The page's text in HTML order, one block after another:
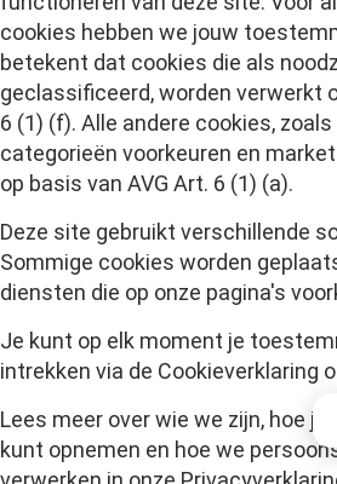
cookies hebben we jouw
betekent dat cookies die als
geclassificeerd, worden verwerkt
6 (1) (f). Alle andere cookies,
categorieën voorkeuren en
op basis van AVG Art. 6 (1) (a).
Deze site gebruikt verschillende
Sommige cookies worden
diensten die op onze pagina's
Je kunt op elk moment je
intrekken via de Cookieverklaring
Lees meer over wie we zijn, hoe
kunt opnemen en hoe we